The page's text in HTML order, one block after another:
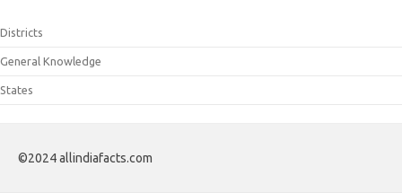
Districts
General Knowledge
States
©2024 allindiafacts.com